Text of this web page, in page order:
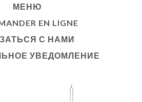
МЕНЮ
EN LIGNE
С НАМИ
УВЕДОМЛЕНИЕ